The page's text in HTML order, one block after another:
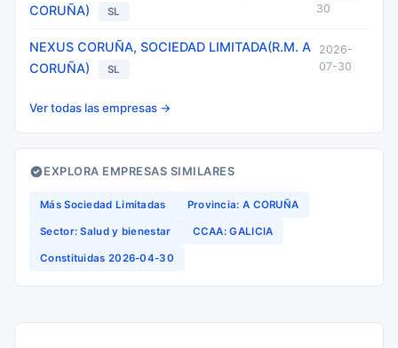
CORUÑA)
SL
30
NEXUS CORUÑA, SOCIEDAD LIMITADA(R.M. A
CORUÑA)
SL
2026-
07-30
Ver todas las empresas →
EXPLORA EMPRESAS SIMILARES
Más Sociedad Limitadas Provincia: A CORUÑA
Sector: Salud y bienestar CCAA: GALICIA
Constituidas 2026-04-30